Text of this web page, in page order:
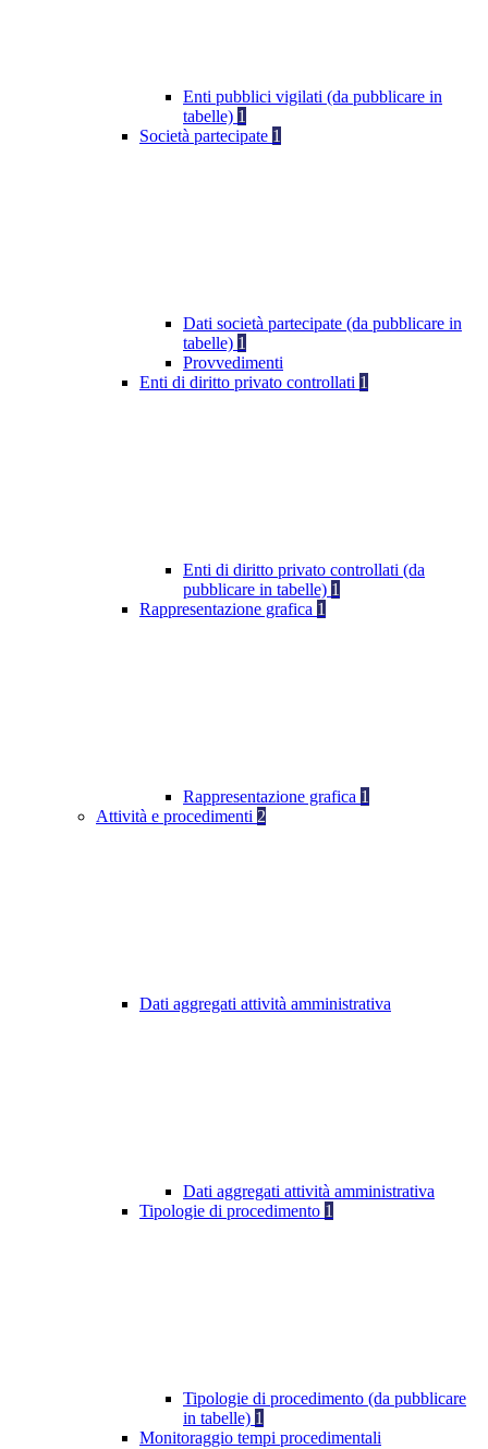
Enti pubblici vigilati (da pubblicare in
tabelle) 1
Società partecipate 1
Dati società partecipate (da pubblicare in
tabelle) 1
Provvedimenti
Enti di diritto privato controllati 1
Enti di diritto privato controllati (da
pubblicare in tabelle) 1
Rappresentazione grafica 1
Rappresentazione grafica 1
Attività e procedimenti 2
Dati aggregati attività amministrativa
Dati aggregati attività amministrativa
Tipologie di procedimento 1
Tipologie di procedimento (da pubblicare
in tabelle) 1
Monitoraggio tempi procedimentali